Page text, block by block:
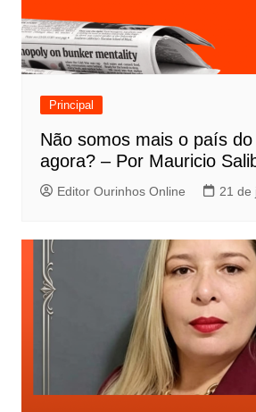
Principal
Não somos mais o país
agora? – Por Mauricio
Editor Ourinhos Online 21 de